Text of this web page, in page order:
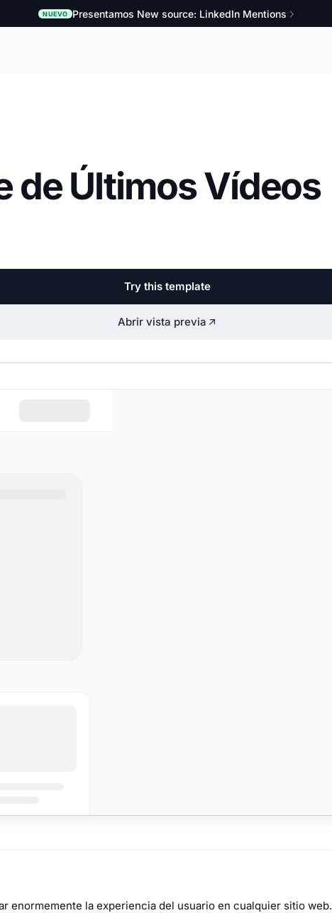
NUEVO Presentamos New source: LinkedIn Mentions
de Últimos Vídeos
Try this template
Abrir vista previa
enormemente la experiencia del usuario en cualquier sitio web.